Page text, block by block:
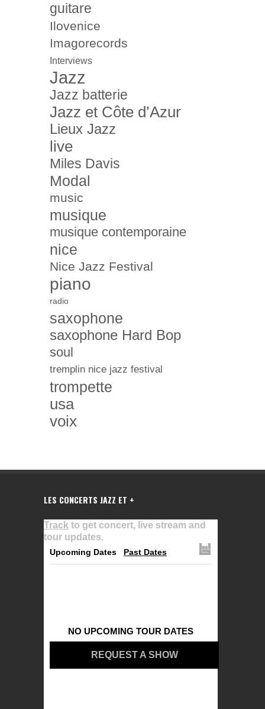
guitare
Ilovenice
Imagorecords
Interviews
Jazz
Jazz batterie
Jazz et Côte d’Azur
Lieux Jazz
live
Miles Davis
Modal
music
musique
musique contemporaine
nice
Nice Jazz Festival
piano
radio
saxophone
saxophone Hard Bop
soul
tremplin nice jazz festival
trompette
usa
voix
LES CONCERTS JAZZ ET +
Track to get concert, live stream and
tour updates.
Upcoming Dates Past Dates
NO UPCOMING TOUR DATES
REQUEST A SHOW